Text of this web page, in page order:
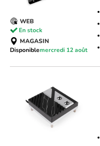
WEB
En stock
MAGASIN
Disponiblemercredi 12 août